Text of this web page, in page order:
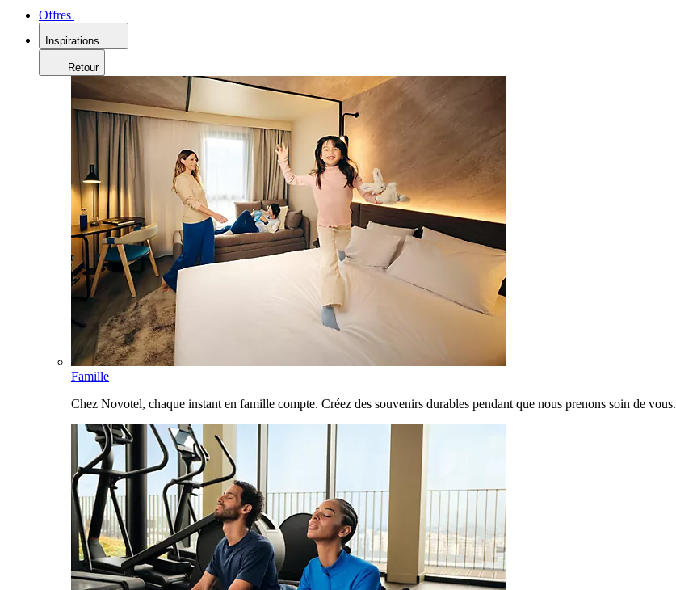
Offres
Inspirations
Retour
Famille
Chez Novotel, chaque instant en famille compte. Créez des souvenirs durables pendant que nous prenons soin de vous.